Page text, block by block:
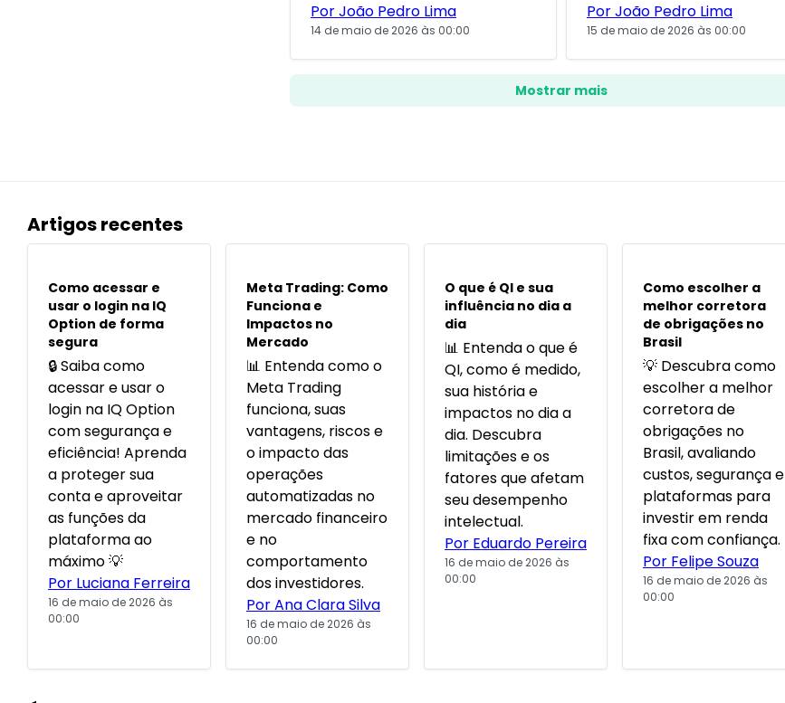
Por João Pedro Lima
14 de maio de 2026 às 00:00
Por João Pedro Lima
15 de maio de 2026 às 00:00
Mostrar mais
Artigos recentes
POPULARES
Como acessar e
usar o login na IQ
Option de forma
segura
🔒 Saiba como
acessar e usar o
login na IQ Option
com segurança e
eficiência! Aprenda
a proteger sua
conta e aproveitar
as funções da
plataforma ao
máximo 💡
Por Luciana Ferreira
16 de maio de 2026 às
00:00
POPULARES
Meta Trading: Como
Funciona e
Impactos no
Mercado
📊 Entenda como o
Meta Trading
funciona, suas
vantagens, riscos e
o impacto das
operações
automatizadas no
mercado financeiro
e no
comportamento
dos investidores.
Por Ana Clara Silva
16 de maio de 2026 às
00:00
POPULARES
O que é QI e sua
influência no dia a
dia
📊 Entenda o que é
QI, como é medido,
sua história e
impactos no dia a
dia. Descubra
limitações e os
fatores que afetam
seu desempenho
intelectual.
Por Eduardo Pereira
16 de maio de 2026 às
00:00
POPULARES
Como escolher a
melhor corretora
de obrigações no
Brasil
💡 Descubra como
escolher a melhor
corretora de
obrigações no
Brasil, avaliando
custos, segurança e
plataformas para
investir em renda
fixa com confiança.
Por Felipe Souza
16 de maio de 2026 às
00:00